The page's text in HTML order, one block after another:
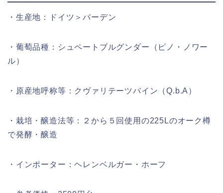
・生産地：ドイツ＞バーデン
・葡萄品種：シュペートブルグンダー（ピノ・ノワー
ル）
・原産地呼称等：クヴァリテーツバイン（Q.b.A）
・栽培・醸造法等：２から５回使用の225Lのオーク樽
で発酵・醸造
・インポーター：ヘレンベルガー・ホーフ